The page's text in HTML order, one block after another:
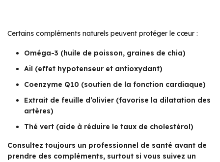
Certains compléments naturels peuvent protéger le cœur :
Oméga-3 (huile de poisson, graines de chia)
Ail (effet hypotenseur et antioxydant)
Coenzyme Q10 (soutien de la fonction cardiaque)
Extrait de feuille d’olivier (favorise la dilatation des
artères)
Thé vert (aide à réduire le taux de cholestérol)
Consultez toujours un professionnel de santé avant de
prendre des compléments, surtout si vous suivez un